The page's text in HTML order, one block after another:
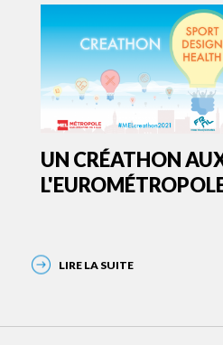
UN CRÉATHON
LIRE LA SUITE